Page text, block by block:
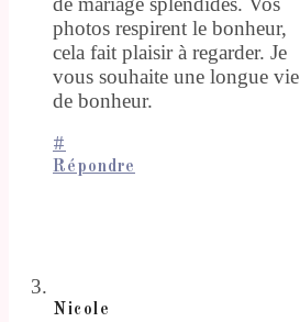
photos respirent le bonheur,
cela fait plaisir à regarder. Je
vous souhaite une longue vie
de bonheur.
#
Répondre
Nicole